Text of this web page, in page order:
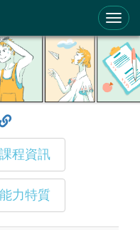
課程資訊
能力特質